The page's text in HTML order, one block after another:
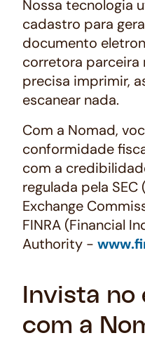
Nossa tecnologia
cadastro para
documento
corretora parceira
precisa imprimir,
escanear nada.
Com a Nomad,
conformidade
com a
regulada pela
Exchange
FINRA (Financial
Authority -
Invista
com a